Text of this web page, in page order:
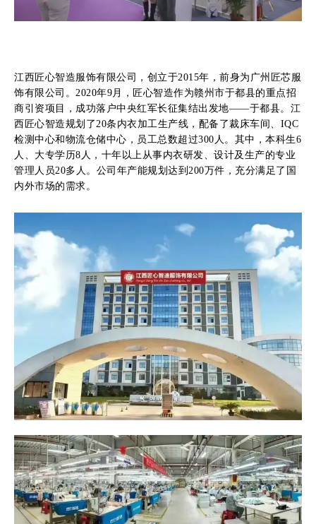
江西匠心智造服饰有限公司，创立于2015年，前身为广州匠芯服
饰有限公司。2020年9月，匠心智造作为赣州市于都县的重点招
商引资项目，成功落户中央红军长征集结出发地——于都县。江
西匠心智造规划了20条内衣加工生产线，配备了裁床车间、IQC
检测中心和物流仓储中心，员工总数超过300人。其中，本科生6
人、大专学历8人，十年以上从事内衣研发、设计及生产的专业
管理人员20多人。公司年产能规划达到200万件，充分满足了国
内外市场的需求。